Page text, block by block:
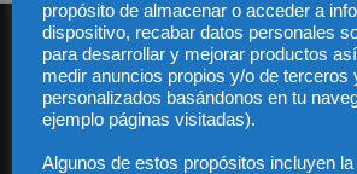
Audiencia y Publicidad
propósito de almacenar o acceder a
dispositivo, recabar datos personales
para desarrollar y mejorar productos
medir anuncios propios y/o de terceros
personalizados basándonos en tu
ejemplo páginas visitadas).
Algunos de estos propósitos incluyen